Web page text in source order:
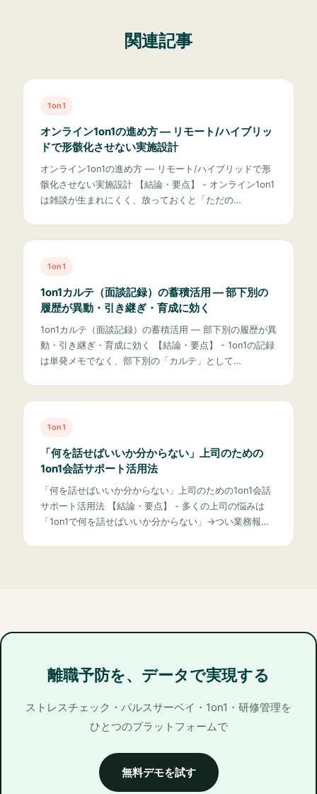
関連記事
1on1
オンライン1on1の進め方 — リモート/ハイブリッ
ドで形骸化させない実施設計
オンライン1on1の進め方 — リモート/ハイブリッドで形
骸化させない実施設計 【結論・要点】 - オンライン1on1
は雑談が生まれにくく、放っておくと「ただの…
1on1
1on1カルテ（面談記録）の蓄積活用 — 部下別の
履歴が異動・引き継ぎ・育成に効く
1on1カルテ（面談記録）の蓄積活用 — 部下別の履歴が異
動・引き継ぎ・育成に効く 【結論・要点】 - 1on1の記録
は単発メモでなく、部下別の「カルテ」として…
1on1
「何を話せばいいか分からない」上司のための
1on1会話サポート活用法
「何を話せばいいか分からない」上司のための1on1会話
サポート活用法 【結論・要点】 - 多くの上司の悩みは
「1on1で何を話せばいいか分からない」→つい業務報…
離職予防を、データで実現する
ストレスチェック・パルスサーベイ・1on1・研修管理を
ひとつのプラットフォームで
無料デモを試す